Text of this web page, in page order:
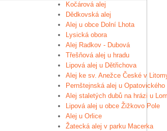
Kočárová alej
Dědkovská alej
Alej u obce Dolní Lhota
Lysická obora
Alej Radkov - Dubová
Třešňová alej u hradu
Lipová alej u Dětřichova
Alej ke sv. Anežce České v
Pernštejnská alej u Opatovického
Alej staletých dubů na hrázi u
Lipová alej u obce Žižkovo Pole
Alej u Orlice
Žatecká alej v parku Macerka